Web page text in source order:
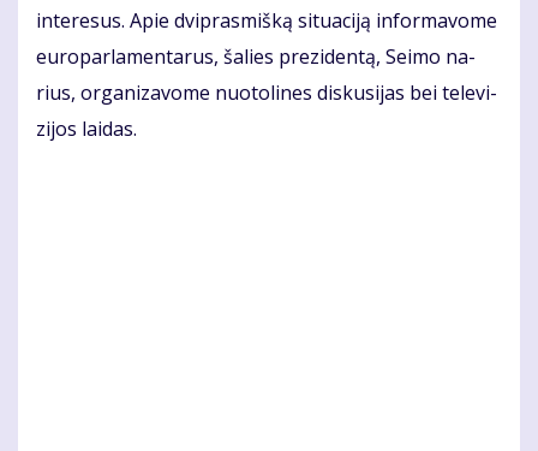
in­te­re­sus. Apie dvi­pras­miš­ką si­tu­a­ci­ją in­for­ma­vo­me
eu­ro­par­la­men­ta­rus, ša­lies pre­zi­den­tą, Sei­mo na­
rius, or­ga­ni­za­vo­me nuo­to­li­nes dis­ku­si­jas bei te­le­vi­
zi­jos lai­das.